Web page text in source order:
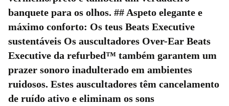
banquete para os olhos. ## Aspeto elegante e
máximo conforto: Os teus Beats Executive
sustentáveis Os auscultadores Over-Ear Beats
Executive da refurbed™ também garantem um
prazer sonoro inadulterado em ambientes
ruidosos. Estes auscultadores têm cancelamento
de ruído ativo e eliminam os sons